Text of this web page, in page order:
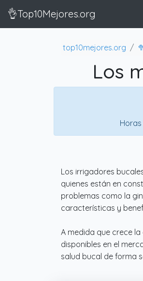
👌Top10Mejores.org
top10mejores.org
Los
Los irrigadores
quienes están en
problemas como la
características y
A medida que crece
disponibles en el
salud bucal de forma